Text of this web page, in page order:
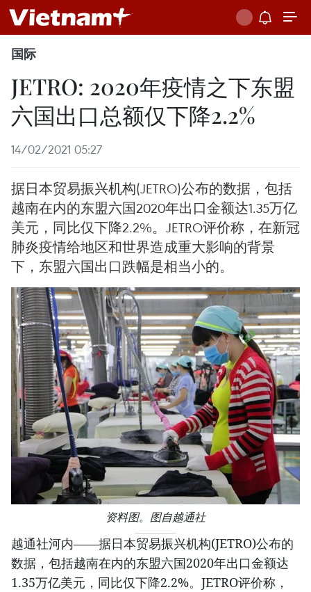
国际
JETRO: 2020年疫情之下东盟
六国出口总额仅下降2.2%
14/02/2021 05:27
据日本贸易振兴机构(JETRO)公布的数据，包括
越南在内的东盟六国2020年出口金额达1.35万亿
美元，同比仅下降2.2%。JETRO评价称，在新冠
肺炎疫情给地区和世界造成重大影响的背景
下，东盟六国出口跌幅是相当小的。​
资料图。图自越通社
越通社河内——据日本贸易振兴机构(JETRO)公布的
数据，包括越南在内的东盟六国2020年出口金额达
1.35万亿美元，同比仅下降2.2%。JETRO评价称，